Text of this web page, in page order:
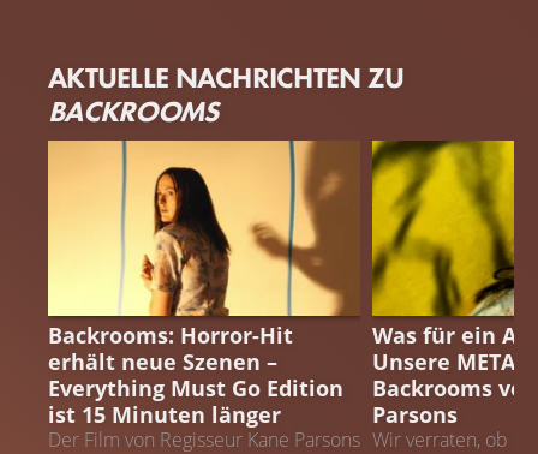
Clark Mary
AKTUELLE NACHRICHTEN ZU
BACKROOMS
BACKROOMS
Backrooms: Horror-Hit
erhält neue Szenen –
Everything Must Go Edition
ist 15 Minuten länger
Der Film von Regisseur Kane Parsons
BACKROOMS
Was für ein
Unsere
Backrooms
Parsons
Wir verraten, ob